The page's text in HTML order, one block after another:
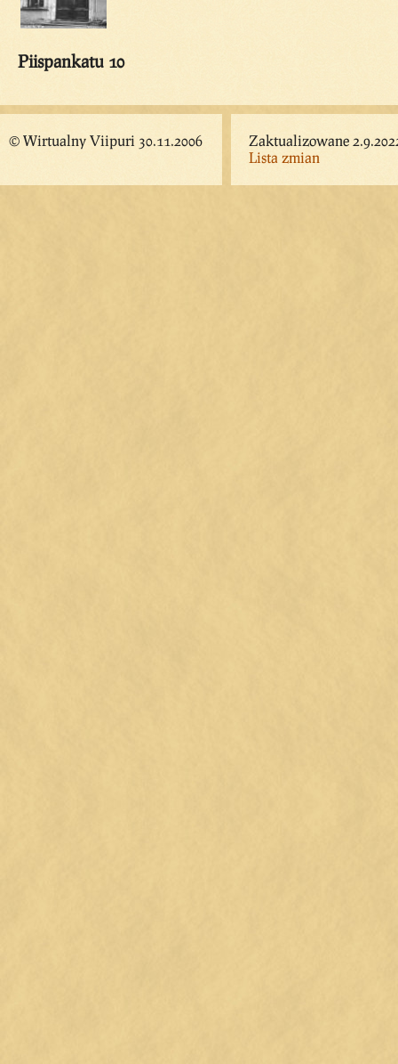
Piispankatu 10
© Wirtualny Viipuri 30.11.2006
Zaktualizowane
Lista zmian